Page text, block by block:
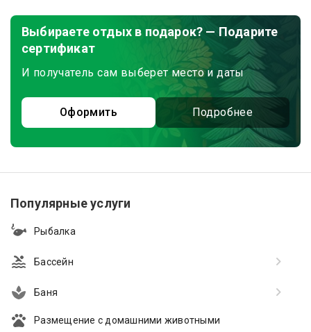
Выбираете отдых в подарок? — Подарите
сертификат
И получатель сам выберет место и даты
Оформить Подробнее
Популярные услуги
Рыбалка
Бассейн
Баня
Размещение с домашними животными